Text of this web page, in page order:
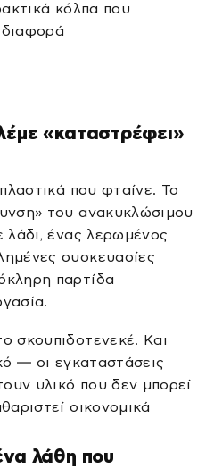
κόλπα που
«καταστρέφει»
που φταίνε. Το
του ανακυκλώσιμου
λάδι, ένας λερωμένος
συσκευασίες
παρτίδα
σκουπιδοτενεκέ. Και
— οι εγκαταστάσεις
υλικό που δεν μπορεί
οικονομικά
λάθη που